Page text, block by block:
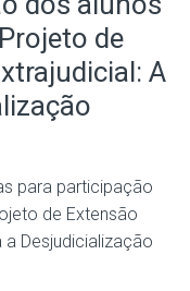
de
A
para participação
de Extensão
a Desjudicialização